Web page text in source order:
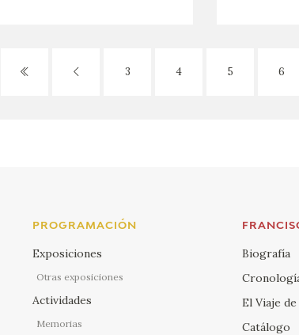
3 4 5 6
PROGRAMACIÓN
Exposiciones
Otras exposiciones
Actividades
Memorias
Biografía
El Viaje de
Catálogo